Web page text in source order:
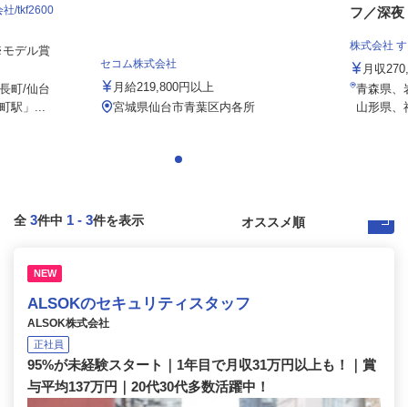
社/tkf2600
デル賞
町/仙台
駅」...
セコム株式会社
月給219,800円以上
宮城県仙台市青葉区内各所
フ／深夜
株式会社
月収
青森県、
山形県、
全 3件中 1 - 3件を表示
NEW
ALSOKのセキュリティスタッフ
ALSOK株式会社
正社員
95%が未経験スタート｜1年目で月収31万円以上も！｜賞
与平均137万円｜20代30代多数活躍中！